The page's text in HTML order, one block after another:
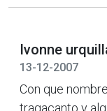
Ivonne
13-12-2007
Con que
tragacanto y